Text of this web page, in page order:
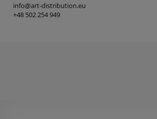
info@art-distribution.eu
+48 502 254 949